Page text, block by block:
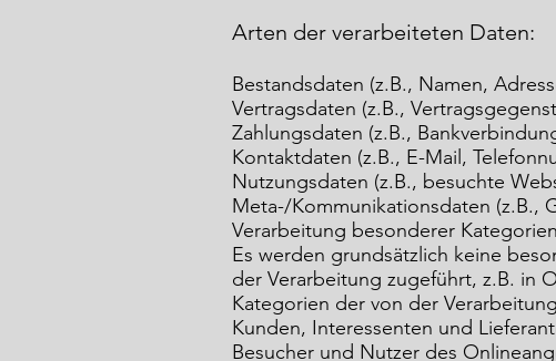
Arten der verarbeiteten Daten:
Bestandsdaten (z.B., Namen,
Vertragsdaten (z.B.,
Zahlungsdaten (z.B.,
Kontaktdaten (z.B., E-Mail,
Nutzungsdaten (z.B., besuchte
Meta-/Kommunikationsdaten (z.B.,
Verarbeitung besonderer
Es werden grundsätzlich keine
der Verarbeitung zugeführt, z.B. in
Kategorien der von der
Kunden, Interessenten und
Besucher und Nutzer des